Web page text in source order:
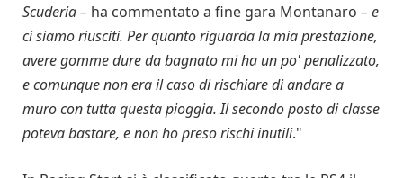
Scuderia – ha commentato a fine gara Montanaro – e
ci siamo riusciti. Per quanto riguarda la mia prestazione,
avere gomme dure da bagnato mi ha un po' penalizzato,
e comunque non era il caso di rischiare di andare a
muro con tutta questa pioggia. Il secondo posto di classe
poteva bastare, e non ho preso rischi inutili."